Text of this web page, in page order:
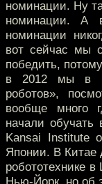
номинации. Ну
номинации. А
номинации
вот сейчас мы
победить,
в 2012 мы в
роботов»,
вообще много
начали
Kansai Institute
Японии. В Китае
робототехнике